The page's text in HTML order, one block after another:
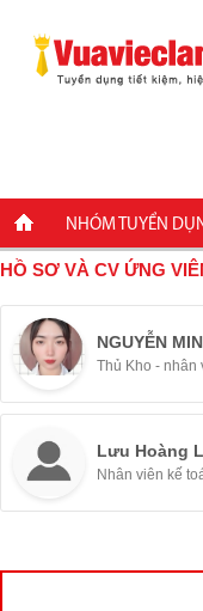
NHÓM TUYỂN
HỒ SƠ VÀ CV ỨNG
NGUYỄN
Thủ Kho - nhân
Lưu Hoàng
Nhân viên kế